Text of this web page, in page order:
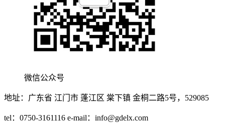
微信公众号
地址：广东省 江门市 蓬江区 棠下镇 金桐二路5号，529085
tel：0750-3161116 e-mail： info@gdelx.com